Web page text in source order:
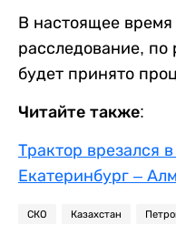
В настоящее
расследование, по
будет принято
Читайте также:
Трактор врезался
Екатеринбург –
СКО Казахстан